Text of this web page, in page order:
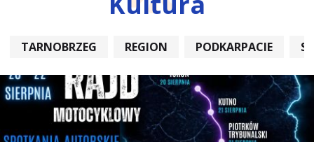
TARNOBRZEG REGION PODKARPACIE